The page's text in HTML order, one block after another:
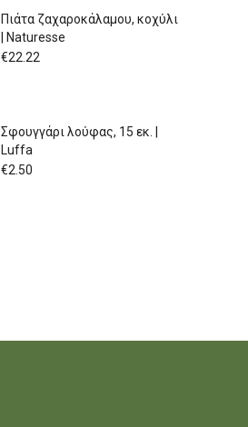
Πιάτα ζαχαροκάλαμου, κοχύλι
| Naturesse
€22.22
Σφουγγάρι λούφας, 15 εκ. |
Luffa
€2.50